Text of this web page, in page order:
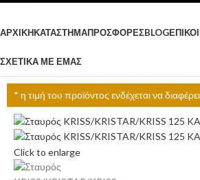
ΑΡΧΙΚΉΚΑΤΆΣΤΗΜΑΠΡΟΣΦΟΡΈΣBLOG
ΣΧΕΤΙΚΆ ΜΕ ΕΜΆΣ
* η τιμή του προϊόντος ενδέχεται να διαφέρει
Click to enlarge